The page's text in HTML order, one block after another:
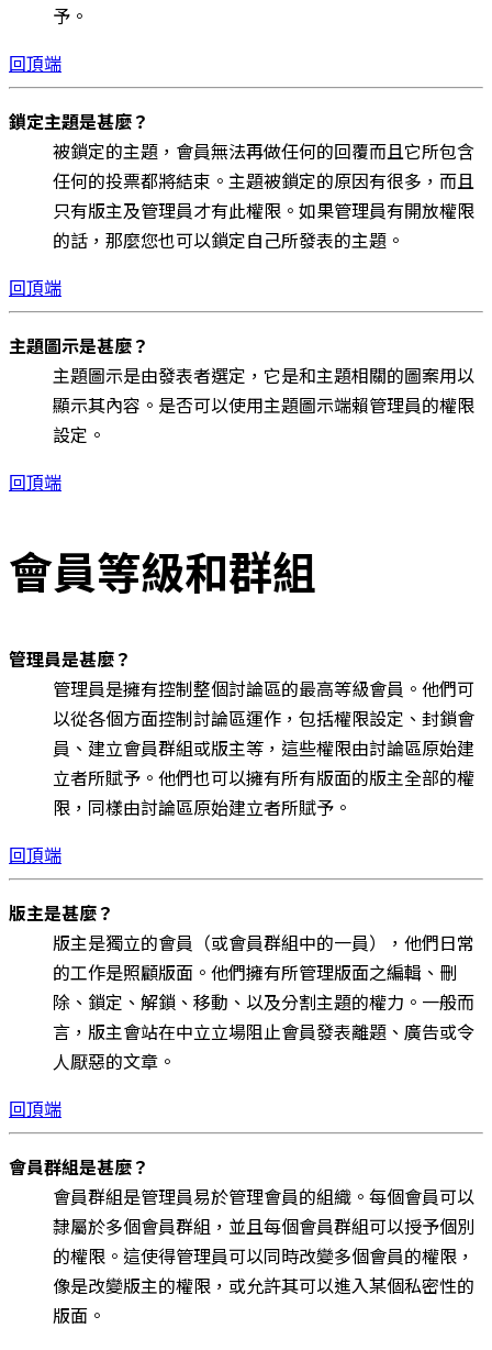
予。
回頂端
鎖定主題是甚麼？
被鎖定的主題，會員無法再做任何的回覆而且它所包含
任何的投票都將結束。主題被鎖定的原因有很多，而且
只有版主及管理員才有此權限。如果管理員有開放權限
的話，那麼您也可以鎖定自己所發表的主題。
回頂端
主題圖示是甚麼？
主題圖示是由發表者選定，它是和主題相關的圖案用以
顯示其內容。是否可以使用主題圖示端賴管理員的權限
設定。
回頂端
會員等級和群組
管理員是甚麼？
管理員是擁有控制整個討論區的最高等級會員。他們可
以從各個方面控制討論區運作，包括權限設定、封鎖會
員、建立會員群組或版主等，這些權限由討論區原始建
立者所賦予。他們也可以擁有所有版面的版主全部的權
限，同樣由討論區原始建立者所賦予。
回頂端
版主是甚麼？
版主是獨立的會員（或會員群組中的一員），他們日常
的工作是照顧版面。他們擁有所管理版面之編輯、刪
除、鎖定、解鎖、移動、以及分割主題的權力。一般而
言，版主會站在中立立場阻止會員發表離題、廣告或令
人厭惡的文章。
回頂端
會員群組是甚麼？
會員群組是管理員易於管理會員的組織。每個會員可以
隸屬於多個會員群組，並且每個會員群組可以授予個別
的權限。這使得管理員可以同時改變多個會員的權限，
像是改變版主的權限，或允許其可以進入某個私密性的
版面。